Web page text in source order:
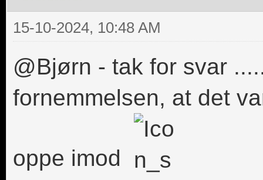
15-10-2024, 10:48 AM
@Bjørn - tak for svar
fornemmelsen, at det
oppe imod